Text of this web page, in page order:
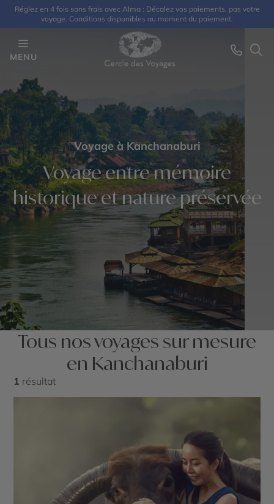
Réglez en 4 fois sans frais avec Alma : Décalez vos paiements, pas votre
voyage. Conditions disponibles au moment du paiement.
MENU
Voyage à Kanchanaburi
Voyage entre mémoire
historique et nature préservée
Tous nos voyages sur mesure
en Kanchanaburi
1 résultat